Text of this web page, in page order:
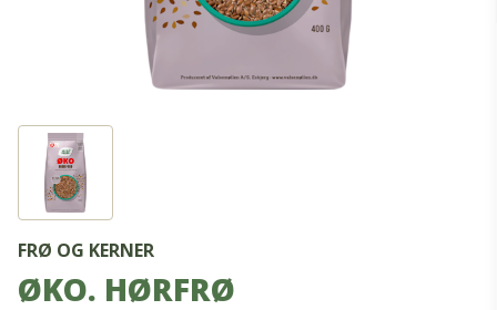
FRØ OG KERNER
ØKO. HØRFRØ